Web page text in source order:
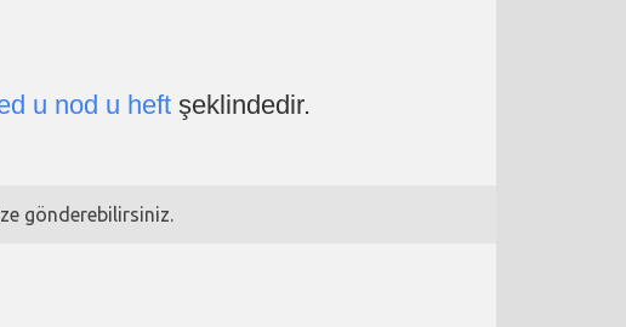
u nod u heftşeklindedir.
gönderebilirsiniz.